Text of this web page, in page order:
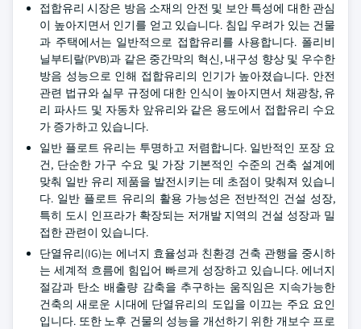
접합유리 시장은 방음 소재의 안전 및 보안 특성에 대한 관심
이 높아지면서 인기를 얻고 있습니다. 침입 우려가 있는 건물
과 주택에서는 일반적으로 접합유리를 사용합니다. 폴리비
닐부티랄(PVB)과 같은 중간막의 혁신, 내구성 향상 및 우수한
방음 성능으로 인해 접합유리의 인기가 높아졌습니다. 안전
관련 법규와 실무 규정에 대한 인식이 높아지면서 채광창, 유
리 파사드 및 자동차 앞유리와 같은 용도에서 접합유리 수요
가 증가하고 있습니다.
일반 플로트 유리는 투명하고 저렴합니다. 일반적인 포장 요
건, 단순한 가구 수요 및 가장 기본적인 수준의 건축 설계에
맞춰 일반 유리 제품을 발전시키는 데 초점이 맞춰져 있습니
다. 일반 플로트 유리의 활용 가능성은 전반적인 건설 성장,
특히 도시 인프라가 확장되는 저개발 지역의 건설 성장과 밀
접한 관련이 있습니다.
단열유리(IG)는 에너지 효율성과 친환경 건축 관행을 중시하
는 세계적 흐름에 힘입어 빠르게 성장하고 있습니다. 에너지
절감과 탄소 배출량 감축을 추구하는 움직임은 지속가능한
건축의 새로운 시대에 단열유리의 도입을 이끄는 주요 요인
입니다. 또한 노후 건물의 성능을 개선하기 위한 개보수 프로